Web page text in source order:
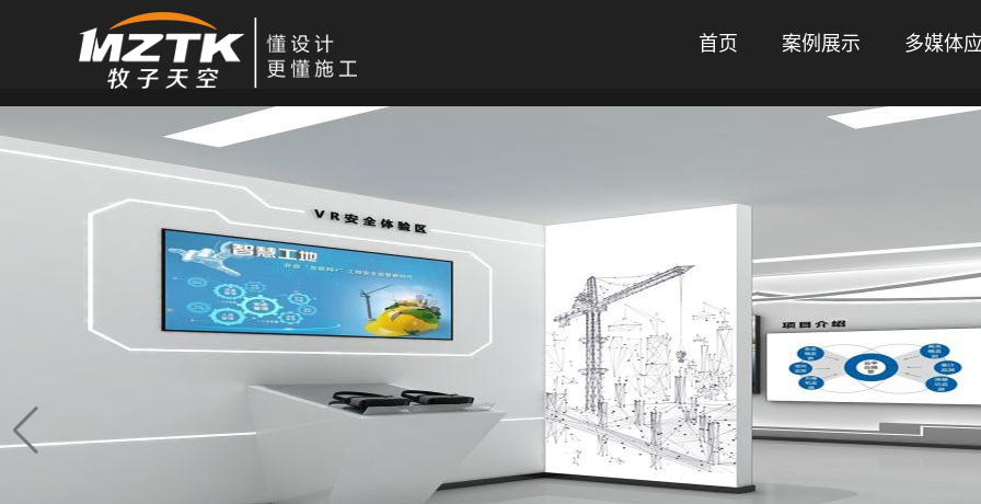
首页 案例展示 多媒体